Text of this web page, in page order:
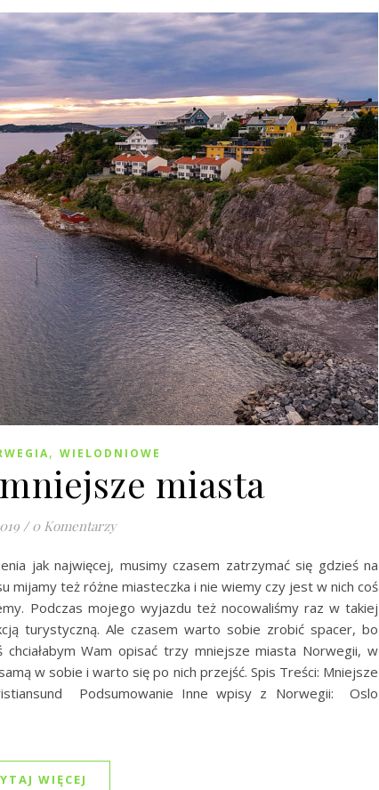
, WIELODNIOWE
miasta
/ 0 Komentarzy
jak najwięcej, musimy czasem zatrzymać się gdzieś na
mijamy też różne miasteczka i nie wiemy czy jest w nich coś
Podczas mojego wyjazdu też nocowaliśmy raz w takiej
turystyczną. Ale czasem warto sobie zrobić spacer, bo
Wam opisać trzy mniejsze miasta Norwegii, w
w sobie i warto się po nich przejść. Spis Treści: Mniejsze
Podsumowanie Inne wpisy z Norwegii: Oslo
WIĘCEJ